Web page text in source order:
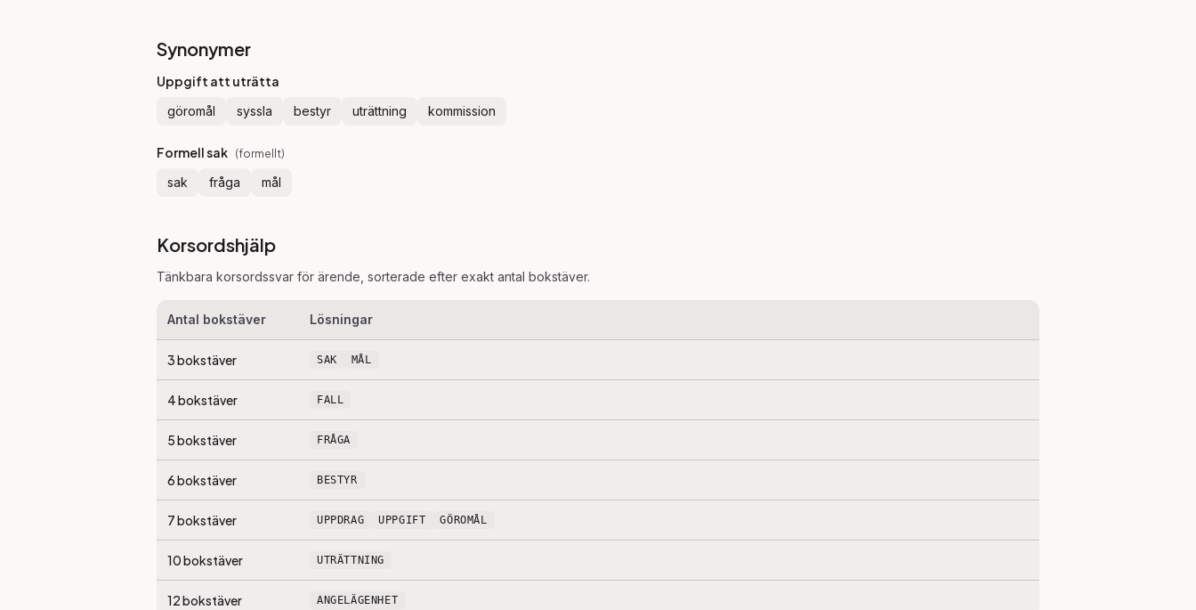
Synonymer
Uppgift att uträtta
göromål syssla bestyr uträttning kommission
Formell sak (formellt)
sak fråga mål
Korsordshjälp
Tänkbara korsordssvar för ärende , sorterade efter exakt antal bokstäver.
Antal bokstäver Lösningar
3bokstäver SAK MÅL
4bokstäver FALL
5bokstäver FRÅGA
6bokstäver BESTYR
7bokstäver UPPDRAG UPPGIFT GÖROMÅL
10bokstäver UTRÄTTNING
12bokstäver ANGELÄGENHET